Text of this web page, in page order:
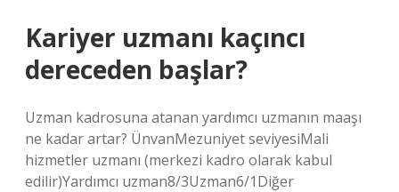
Kariyer uzmanı kaçıncı
dereceden başlar?
Uzman kadrosuna atanan yardımcı uzmanın maaşı
ne kadar artar? ÜnvanMezuniyet seviyesiMali
hizmetler uzmanı (merkezi kadro olarak kabul
edilir)Yardımcı uzman8/3Uzman6/1Diğer